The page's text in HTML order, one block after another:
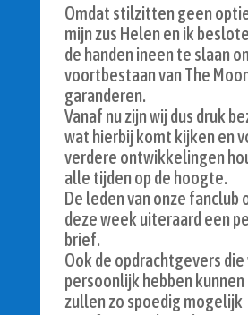
Omdat stilzitten geen
mijn zus Helen en ik
de handen ineen te slaan
voortbestaan van The
garanderen.
Vanaf nu zijn wij dus druk
wat hierbij komt kijken en
verdere ontwikkelingen
alle tijden op de hoogte.
De leden van onze fanclub
deze week uiteraard een
brief.
Ook de opdrachtgevers
persoonlijk hebben
zullen zo spoedig mogelijk